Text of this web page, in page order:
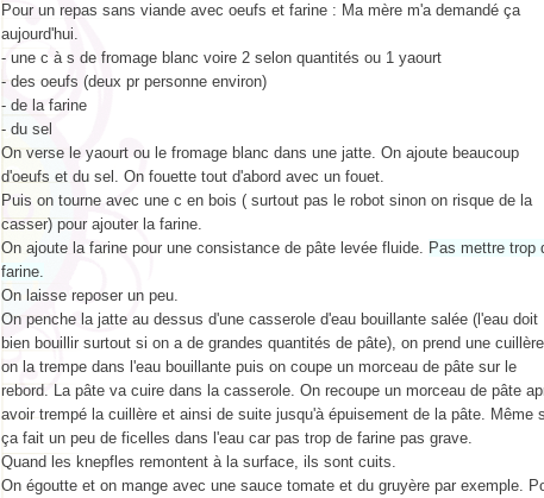
Pour un repas sans viande avec oeufs et farine : Ma mère m'a demandé ça
aujourd'hui.
- une c à s de fromage blanc voire 2 selon quantités ou 1 yaourt
- des oeufs (deux pr personne environ)
- de la farine
- du sel
On verse le yaourt ou le fromage blanc dans une jatte. On ajoute beaucoup
d'oeufs et du sel. On fouette tout d'abord avec un fouet.
Puis on tourne avec une c en bois ( surtout pas le robot sinon on risque de la
casser) pour ajouter la farine.
On ajoute la farine pour une consistance de pâte levée fluide. Pas mettre trop
farine.
On laisse reposer un peu.
On penche la jatte au dessus d'une casserole d'eau bouillante salée (l'eau doit
bien bouillir surtout si on a de grandes quantités de pâte), on prend une
on la trempe dans l'eau bouillante puis on coupe un morceau de pâte sur le
rebord. La pâte va cuire dans la casserole. On recoupe un morceau de pâte
avoir trempé la cuillère et ainsi de suite jusqu'à épuisement de la pâte. Même
ça fait un peu de ficelles dans l'eau car pas trop de farine pas grave.
Quand les knepfles remontent à la surface, ils sont cuits.
On égoutte et on mange avec une sauce tomate et du gruyère par exemple.